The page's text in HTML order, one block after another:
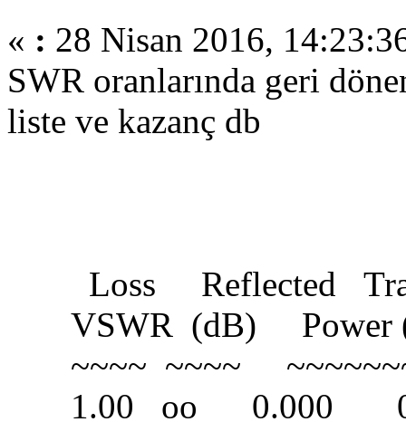
« : 28 Nisan 2016,
SWR oranlarında geri
liste ve kazanç db
Loss Reflected
VSWR (dB) Power
~~~~ ~~~~
1.00 oo 0.000